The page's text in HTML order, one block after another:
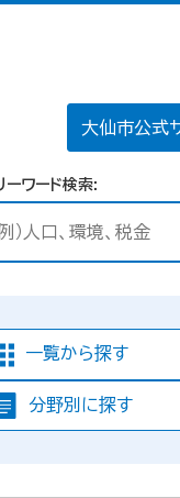
大仙市公式
ーワード検索
一覧から探す
分野別に探す
見つか